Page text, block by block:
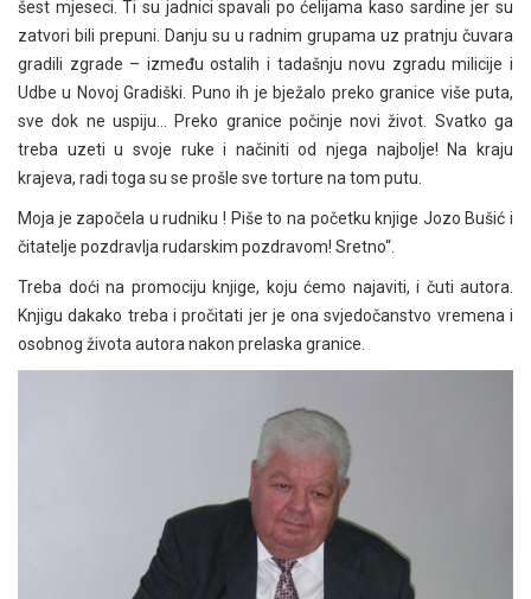
šest mjeseci. Ti su jadnici spavali po ćelijama kaso sardine jer su
zatvori bili prepuni. Danju su u radnim grupama uz pratnju čuvara
gradili zgrade – između ostalih i tadašnju novu zgradu milicije i
Udbe u Novoj Gradiški. Puno ih je bježalo preko granice više puta,
sve dok ne uspiju… Preko granice počinje novi život. Svatko ga
treba uzeti u svoje ruke i načiniti od njega najbolje! Na kraju
krajeva, radi toga su se prošle sve torture na tom putu.
Moja je započela u rudniku ! Piše to na početku knjige Jozo Bušić i
čitatelje pozdravlja rudarskim pozdravom! Sretno“.
Treba doći na promociju knjige, koju ćemo najaviti, i čuti autora.
Knjigu dakako treba i pročitati jer je ona svjedočanstvo vremena i
osobnog života autora nakon prelaska granice.